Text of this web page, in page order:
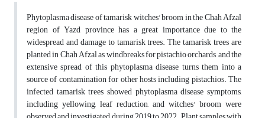
Phytoplasma disease of tamarisk witches' broom in the Chah Afzal
region of Yazd province has a great importance due to the
widespread and damage to tamarisk trees. The tamarisk trees are
planted in Chah Afzal as windbreaks for pistachio orchards, and the
extensive spread of this phytoplasma disease turns them into a
source of contamination for other hosts including pistachios. The
infected tamarisk trees showed phytoplasma disease symptoms,
including yellowing, leaf reduction, and witches' broom were